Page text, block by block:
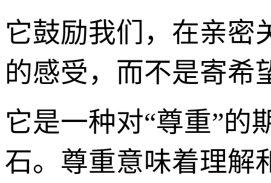
它鼓励我们，在亲密
的感受，而不是寄希
它是一种对“尊重”的
石。尊重意味着理解